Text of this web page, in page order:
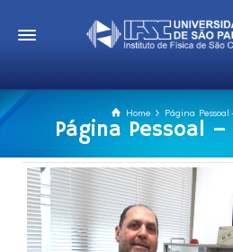
Home Página
Página Pessoal